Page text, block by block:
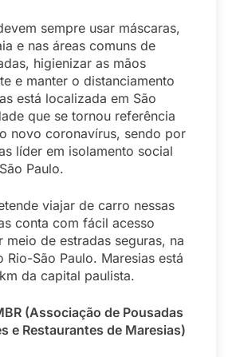
sempre usar máscaras,
e nas áreas comuns de
higienizar as mãos
e manter o distanciamento
está localizada em São
que se tornou referência
novo coronavírus, sendo por
líder em isolamento social
Paulo.
viajar de carro nessas
conta com fácil acesso
de estradas seguras, na
Rio-São Paulo. Maresias está
da capital paulista.
(Associação de Pousadas
e Restaurantes de Maresias)